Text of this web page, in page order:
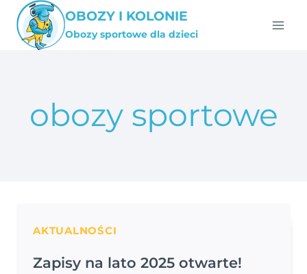
Przejdź
OBOZY I KOLONIE
Obozy sportowe dla dzieci
obozy sportowe
AKTUALNOŚCI
Zapisy na lato 2025 otwarte!